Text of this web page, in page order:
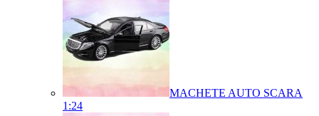
MACHETE AUTO SCARA
1:24